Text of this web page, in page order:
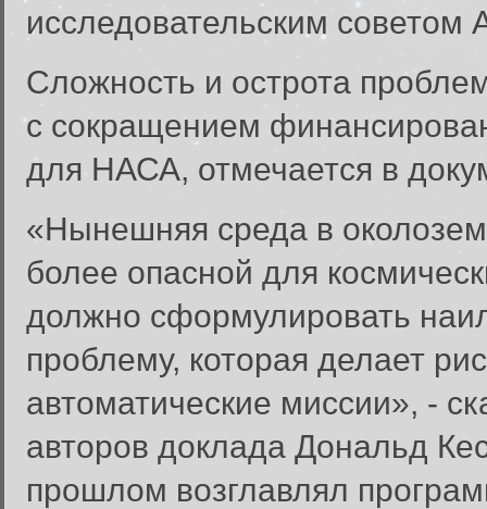
исследовательским
Сложность и острота
с сокращением
для НАСА, отмечается в
«Нынешняя среда в
более опасной для
должно сформулировать
проблему, которая делает
автоматические миссии», -
авторов доклада Дональд
прошлом возглавлял